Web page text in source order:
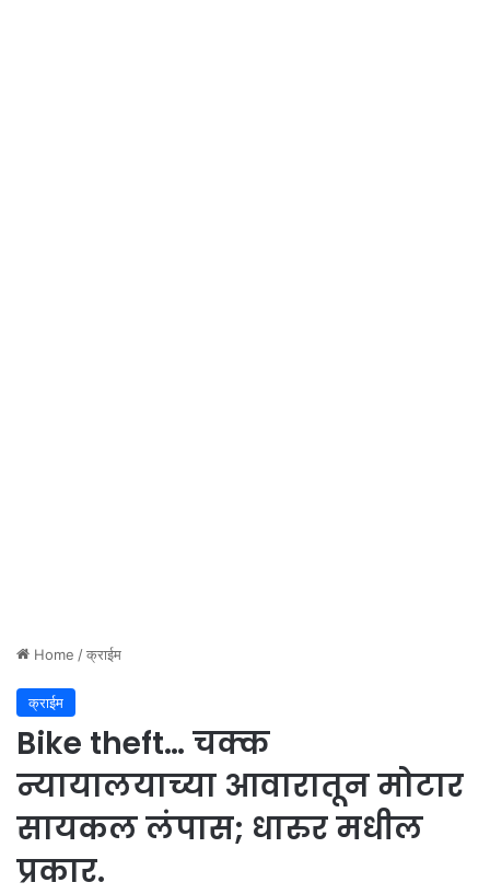
Home /क्राईम
क्राईम
Bike theft… चक्क
न्यायालयाच्या आवारातून मोटार
सायकल लंपास; धारुर मधील
प्रकार.